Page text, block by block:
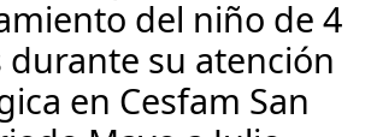
del niño de 4
durante su atención
en Cesfam San